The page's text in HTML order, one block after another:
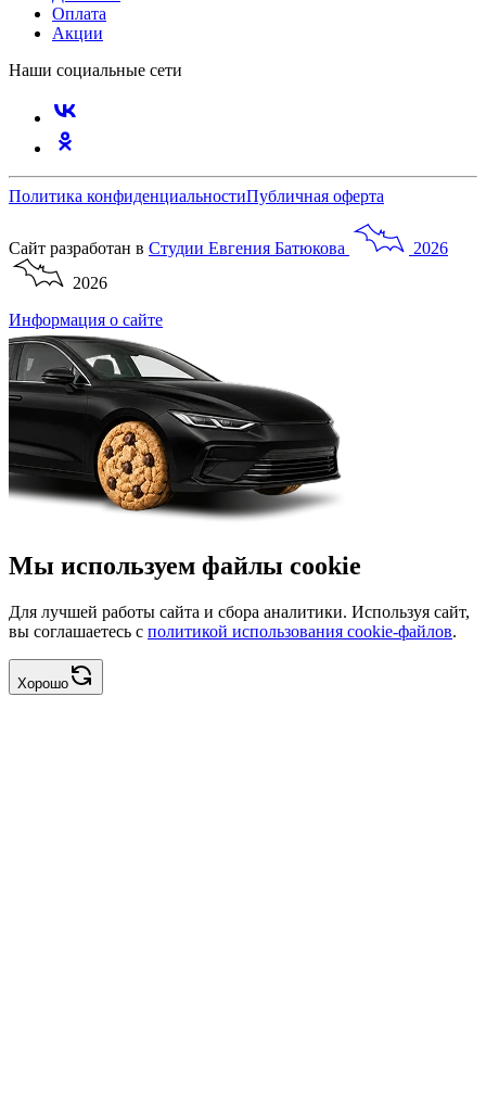
Оплата
Акции
Наши социальные сети
Политика конфиденциальностиПубличная оферта
Сайт разработан в Студии Евгения Батюкова
2026
2026
Информация о сайте
Мы используем файлы cookie
Для лучшей работы сайта и сбора аналитики. Используя сайт,
вы соглашаетесь с политикой использования cookie-файлов.
Хорошо